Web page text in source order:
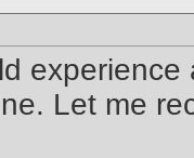
Let me